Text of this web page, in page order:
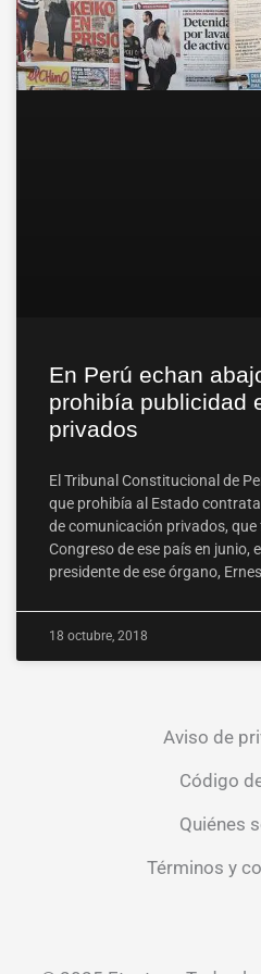
En Perú echan
prohibía publicidad
privados
El Tribunal Constitucional de
que prohibía al Estado
de comunicación privados, que
Congreso de ese país en junio,
presidente de ese órgano,
18 octubre, 2018
Aviso de
Código
Quiénes
Términos y